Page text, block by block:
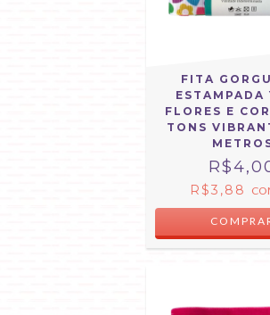
FITA
ESTAMPADA
FLORES E
TONS
R$3,88